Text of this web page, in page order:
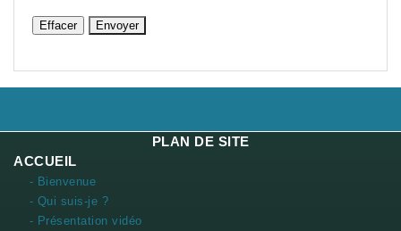
PLAN DE SITE
ACCUEIL
- Bienvenue
- Qui suis-je ?
- Présentation vidéo